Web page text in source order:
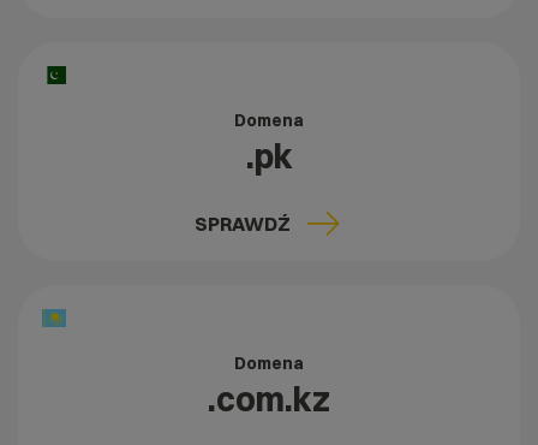
Domena
.pk
SPRAWDŹ
Domena
.com.kz